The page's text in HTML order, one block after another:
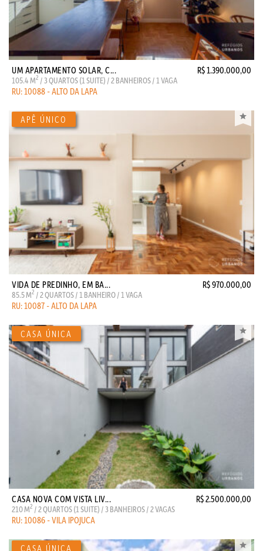
UM APARTAMENTO SOLAR, C... R$ 1.390.000,00
105.4 M2 / 3 QUARTOS (1 SUITE) / 2 BANHEIROS / 1 VAGA
RU: 10088 - ALTO DA LAPA
VIDA DE PREDINHO, EM BA... R$ 970.000,00
85.5 M2 / 2 QUARTOS / 1 BANHEIRO / 1 VAGA
RU: 10087 - ALTO DA LAPA
CASA NOVA COM VISTA LIV... R$ 2.500.000,00
210 M2 / 2 QUARTOS (1 SUITE) / 3 BANHEIROS / 2 VAGAS
RU: 10086 - VILA IPOJUCA